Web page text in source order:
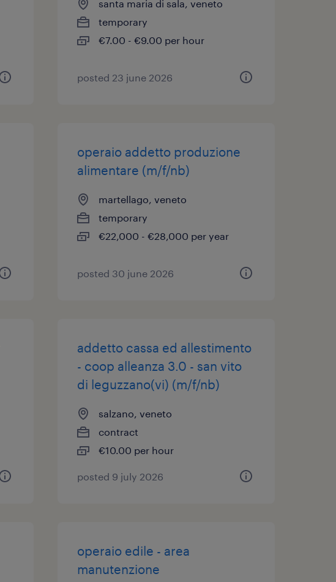
santa maria di sala, veneto
temporary
€7.00 - €9.00 per hour
posted 23 june 2026
operaio addetto produzione
alimentare (m/f/nb)
martellago, veneto
temporary
€22,000 - €28,000 per year
posted 30 june 2026
addetto cassa ed allestimento
- coop alleanza 3.0 - san vito
di leguzzano(vi) (m/f/nb)
salzano, veneto
contract
€10.00 per hour
posted 9 july 2026
operaio edile - area
manutenzione